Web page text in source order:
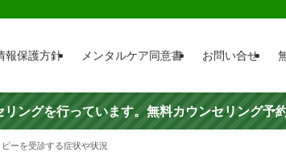
報保護方針 メンタルケア同意書 お問い合せ
ングを行っています。無料カウンセリング予
ーを受診する症状や状況